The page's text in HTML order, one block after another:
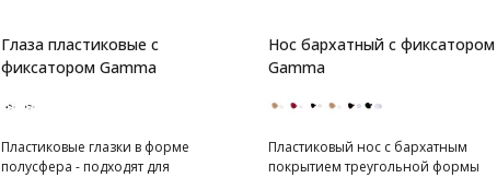
Глаза пластиковые с
фиксатором Gamma
Пластиковые глазки в форме
полусфера - подходят для
Нос бархатный с фиксатором
Gamma
Пластиковый нос с бархатным
покрытием треугольной формы